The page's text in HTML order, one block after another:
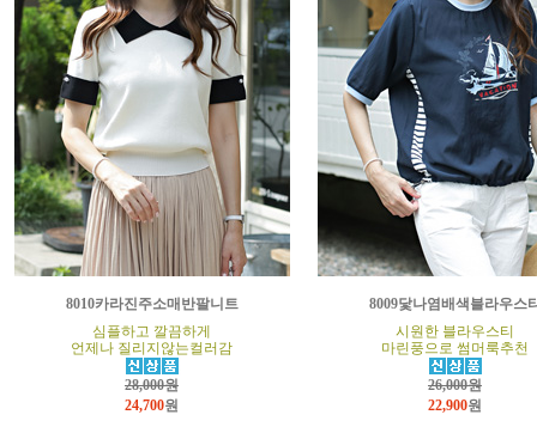
8010카라진주소매반팔니트
심플하고 깔끔하게
언제나 질리지않는컬러감
28,000원
24,700원
8009닻나염배색블라우스
시원한 블라우스티
마린풍으로 썸머룩추천
26,000원
22,900원